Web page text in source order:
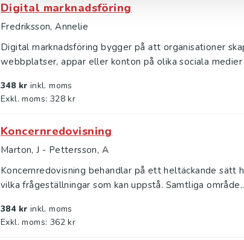
Digital marknadsföring
Fredriksson, Annelie
Digital marknadsföring bygger på att organisationer
webbplatser, appar eller konton på olika sociala medier
348 kr inkl. moms
Exkl. moms: 328 kr
Koncernredovisning
Marton, J - Pettersson, A
Koncernredovisning behandlar på ett heltäckande sätt
vilka frågeställningar som kan uppstå. Samtliga
384 kr inkl. moms
Exkl. moms: 362 kr